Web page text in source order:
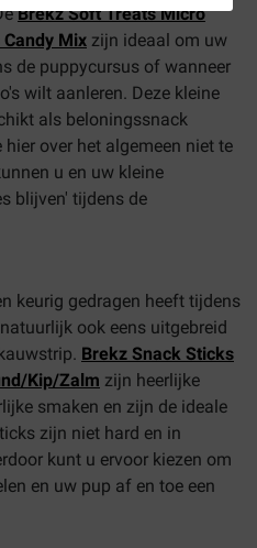
Brekz Soft Treats Micro
Mix zijn ideaal om uw
de puppycursus of wanneer
wilt aanleren. Deze kleine
als beloningssnack
over het algemeen niet te
u en uw kleine
blijven' tijdens de
keurig gedragen heeft tijdens
ook eens uitgebreid
Brekz Snack Sticks
Kip/Zalm zijn heerlijke
smaken en zijn de ideale
zijn niet hard en in
kunt u ervoor kiezen om
en uw pup af en toe een